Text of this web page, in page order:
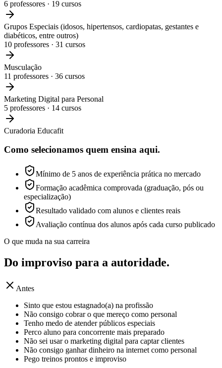
6 professores · 19 cursos
Grupos Especiais (idosos, hipertensos, cardiopatas, gestantes e
diabéticos, entre outros)
10 professores · 31 cursos
Musculação
11 professores · 36 cursos
Marketing Digital para Personal
5 professores · 14 cursos
Curadoria Educafit
Como selecionamos quem ensina aqui.
Mínimo de 5 anos de experiência prática no mercado
Formação acadêmica comprovada (graduação, pós ou
especialização)
Resultado validado com alunos e clientes reais
Avaliação contínua dos alunos após cada curso publicado
O que muda na sua carreira
Do improviso para a autoridade.
Antes
Sinto que estou estagnado(a) na profissão
Não consigo cobrar o que mereço como personal
Tenho medo de atender públicos especiais
Perco aluno para concorrente mais preparado
Não sei usar o marketing digital para captar clientes
Não consigo ganhar dinheiro na internet como personal
Pego treinos prontos e improviso